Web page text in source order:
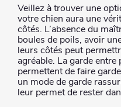
Veillez à trouver une
votre chien aura une
côtés. L’absence du
boules de poils, avoir
leurs côtés peut
agréable. La garde
permettent de faire
un mode de garde
leur permet de rester